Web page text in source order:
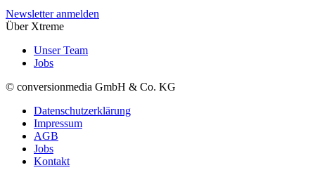
Newsletter anmelden
Über Xtreme
Unser Team
Jobs
© conversionmedia GmbH & Co. KG
Datenschutzerklärung
Impressum
AGB
Jobs
Kontakt